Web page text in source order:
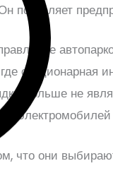
позволяет
стационарная
больше не
что они